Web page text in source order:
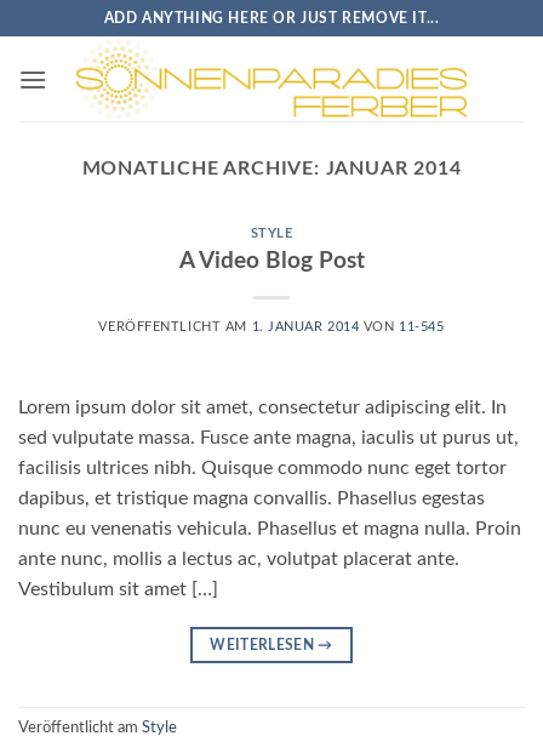
springen
ADD ANYTHING HERE OR JUST REMOVE IT...
MONATLICHE ARCHIVE: JANUAR 2014
STYLE
A Video Blog Post
VERÖFFENTLICHT AM 1. JANUAR 2014 VON 11-545
Lorem ipsum dolor sit amet, consectetur adipiscing elit. In
sed vulputate massa. Fusce ante magna, iaculis ut purus ut,
facilisis ultrices nibh. Quisque commodo nunc eget tortor
dapibus, et tristique magna convallis. Phasellus egestas
nunc eu venenatis vehicula. Phasellus et magna nulla. Proin
ante nunc, mollis a lectus ac, volutpat placerat ante.
Vestibulum sit amet […]
WEITERLESEN→
Veröffentlicht am Style